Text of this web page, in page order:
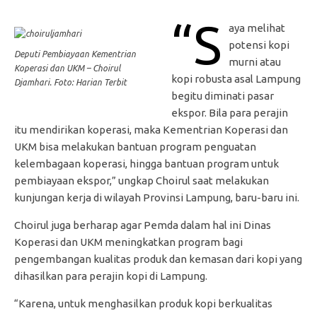
Deputi Pembiayaan Kementrian
Koperasi dan UKM – Choirul
Djamhari. Foto: Harian Terbit
“S
aya melihat
potensi kopi
murni atau
kopi robusta asal Lampung
begitu diminati pasar
ekspor. Bila para perajin
itu mendirikan koperasi, maka Kementrian Koperasi dan
UKM bisa melakukan bantuan program penguatan
kelembagaan koperasi, hingga bantuan program untuk
pembiayaan ekspor,” ungkap Choirul saat melakukan
kunjungan kerja di wilayah Provinsi Lampung, baru-baru ini.
Choirul juga berharap agar Pemda dalam hal ini Dinas
Koperasi dan UKM meningkatkan program bagi
pengembangan kualitas produk dan kemasan dari kopi yang
dihasilkan para perajin kopi di Lampung.
“Karena, untuk menghasilkan produk kopi berkualitas